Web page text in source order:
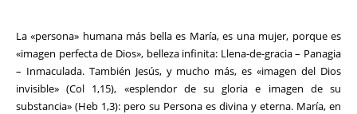
La «persona» humana más bella es María, es una mujer, porque es
«imagen perfecta de Dios», belleza infinita: Llena-de-gracia – Panagia
– Inmaculada. También Jesús, y mucho más, es «imagen del Dios
invisible» (Col 1,15), «esplendor de su gloria e imagen de su
substancia» (Heb 1,3): pero su Persona es divina y eterna. María, en